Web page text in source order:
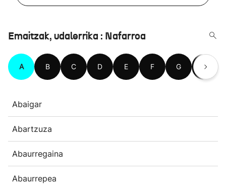
Emaitzak, udalerrika : Nafarroa
A B C D E F G H
Abaigar
Abartzuza
Abaurregaina
Abaurrepea